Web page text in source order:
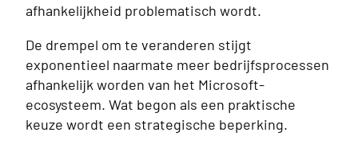
afhankelijkheid problematisch wordt.
De drempel om te veranderen stijgt
exponentieel naarmate meer bedrijfsprocessen
afhankelijk worden van het Microsoft-
ecosysteem. Wat begon als een praktische
keuze wordt een strategische beperking.